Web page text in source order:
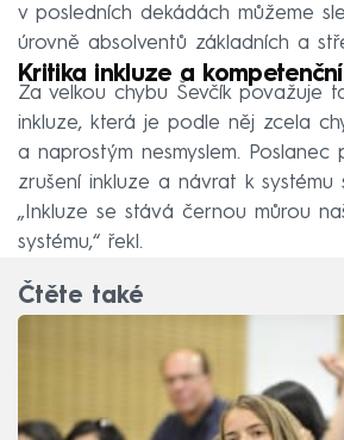
v posledních dekádách můžeme
úrovně absolventů základních a
Kritika inkluze a
Za velkou chybu Ševčík považuje
inkluze, která je podle něj zcela
a naprostým nesmyslem. Poslanec
zrušení inkluze a návrat k systému
„Inkluze se stává černou můrou
systému,“ řekl.
Čtěte také